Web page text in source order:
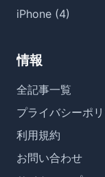
iPhone (4)
情報
全記事一覧
プライバシーポ
利用規約
お問い合わせ